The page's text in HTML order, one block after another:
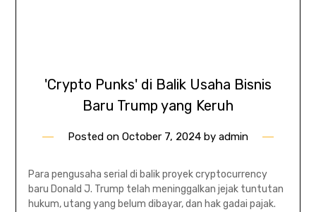
'Crypto Punks' di Balik Usaha Bisnis
Baru Trump yang Keruh
Posted on October 7, 2024 by admin
Para pengusaha serial di balik proyek cryptocurrency
baru Donald J. Trump telah meninggalkan jejak tuntutan
hukum, utang yang belum dibayar, dan hak gadai pajak.